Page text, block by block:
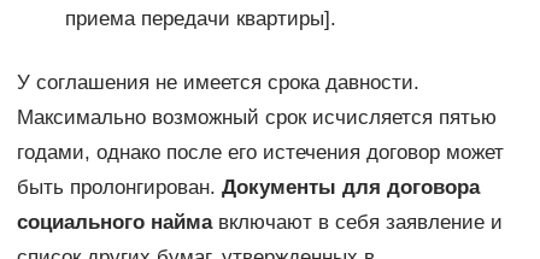
приема передачи квартиры].
У соглашения не имеется срока давности.
Максимально возможный срок исчисляется пятью
годами, однако после его истечения договор может
быть пролонгирован. Документы для договора
социального наймавключают в себя заявление и